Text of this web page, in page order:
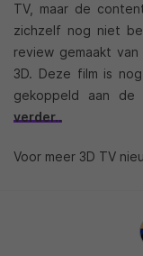
TV, maar de
zichzelf nog niet
review gemaakt
3D. Deze film is
gekoppeld aan de
verder..
Voor meer 3D TV